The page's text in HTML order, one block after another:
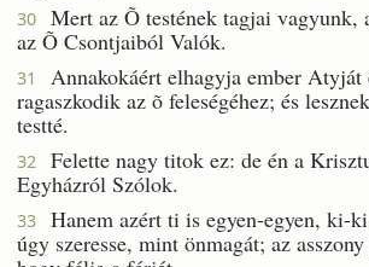
30
Mert az Õ testének tagjai vagyunk,
az Õ Csontjaiból Valók.
31
Annakokáért elhagyja ember Atyját
ragaszkodik az õ feleségéhez; és
testté.
32
Felette nagy titok ez: de én a
Egyházról Szólok.
33
Hanem azért ti is egyen-egyen, ki-
úgy szeresse, mint önmagát; az